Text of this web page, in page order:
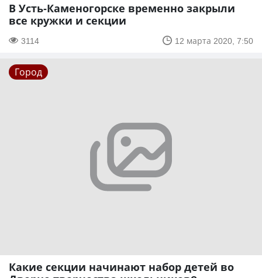
В Усть-Каменогорске временно закрыли
все кружки и секции
3114 12 марта 2020, 7:50
Город
Какие секции начинают набор детей во